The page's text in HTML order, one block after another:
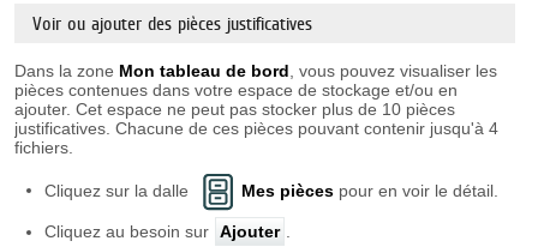
Voir ou ajouter des pièces justificatives
Dans la zone Mon tableau de bord, vous pouvez visualiser les
pièces contenues dans votre espace de stockage et/ou en
ajouter. Cet espace ne peut pas stocker plus de 10 pièces
justificatives. Chacune de ces pièces pouvant contenir jusqu'à 4
fichiers.
Cliquez sur la dalle Mes piècespour en voir le détail.
Cliquez au besoin sur Ajouter